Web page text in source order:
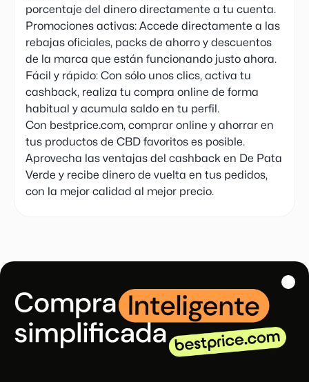
porcentaje del dinero directamente a tu cuenta.
Promociones activas: Accede directamente a las
rebajas oficiales, packs de ahorro y descuentos
de la marca que están funcionando justo ahora.
Fácil y rápido: Con sólo unos clics, activa tu
cashback, realiza tu compra online de forma
habitual y acumula saldo en tu perfil.
Con bestprice.com, comprar online y ahorrar en
tus productos de CBD favoritos es posible.
Aprovecha las ventajas del cashback en De Pata
Verde y recibe dinero de vuelta en tus pedidos,
con la mejor calidad al mejor precio.